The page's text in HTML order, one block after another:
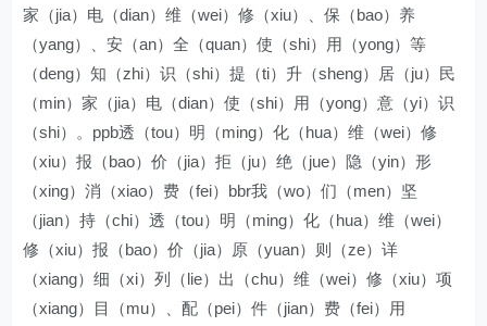
家（jia）电（dian）维（wei）修（xiu）、保（bao）养
（yang）、安（an）全（quan）使（shi）用（yong）等
（deng）知（zhi）识（shi）提（ti）升（sheng）居（ju）民
（min）家（jia）电（dian）使（shi）用（yong）意（yi）识
（shi）。ppb透（tou）明（ming）化（hua）维（wei）修
（xiu）报（bao）价（jia）拒（ju）绝（jue）隐（yin）形
（xing）消（xiao）费（fei）bbr我（wo）们（men）坚
（jian）持（chi）透（tou）明（ming）化（hua）维（wei）
修（xiu）报（bao）价（jia）原（yuan）则（ze）详
（xiang）细（xi）列（lie）出（chu）维（wei）修（xiu）项
（xiang）目（mu）、配（pei）件（jian）费（fei）用